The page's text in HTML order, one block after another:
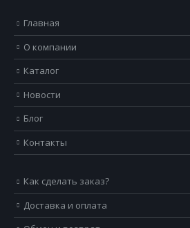
Главная
О компании
Каталог
Новости
Блог
Контакты
Как сделать заказ?
Доставка и оплата